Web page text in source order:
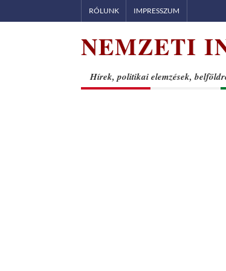
to
RÓLUNK IMPRESSZUM
NEMZETI
Hírek, politikai elemzések,